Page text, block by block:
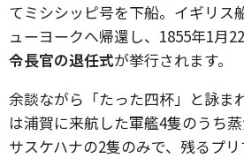
てミシシッピ号を下船。イギリス
ューヨークへ帰還し、1855年1月22
令長官の退任式が挙行されます。
余談ながら「たった四杯」と詠ま
は浦賀に来航した軍艦4隻のうち
サスケハナの2隻のみで、残るプ